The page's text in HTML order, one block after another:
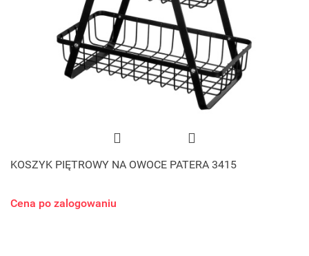
KOSZYK PIĘTROWY NA OWOCE PATERA 3415
Cena po zalogowaniu